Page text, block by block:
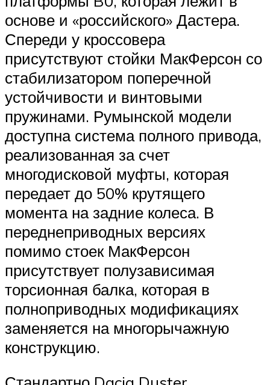
основе и «российского» Дастера.
Спереди у кроссовера
присутствуют стойки МакФерсон со
стабилизатором поперечной
устойчивости и винтовыми
пружинами. Румынской модели
доступна система полного привода,
реализованная за счет
многодисковой муфты, которая
передает до 50% крутящего
момента на задние колеса. В
переднеприводных версиях
помимо стоек МакФерсон
присутствует полузависимая
торсионная балка, которая в
полноприводных модификациях
заменяется на многорычажную
конструкцию.